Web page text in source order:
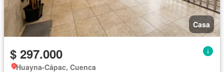
Casa
$ 297.000
Huayna-Cápac, Cuenca